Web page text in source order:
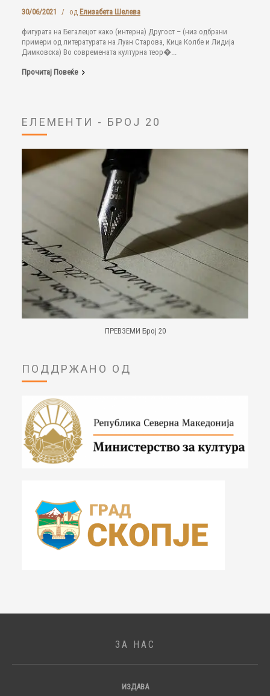
30/06/2021 / од Елизабета Шелева
фигурата на Бегалецот како (интерна) Другост – (низ одбрани
примери од литературата на Луан Старова, Кица Колбе и Лидија
Димковска) Во современата културна теор�...
Прочитај Повеќе
ЕЛЕМЕНТИ - БРОЈ 20
ПРЕВЗЕМИ Број 20
ПОДДРЖАНО ОД
ЗА НАС
ИЗДАВА